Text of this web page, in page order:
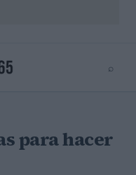
⌕
para hacer